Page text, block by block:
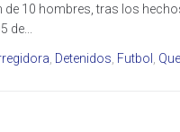
de 10 hombres, tras los
de...
Detenidos Futbol